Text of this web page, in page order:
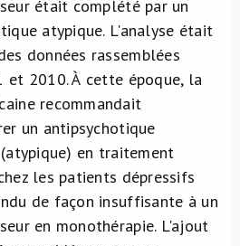
était complété par un
atypique. L'analyse était
données rassemblées
et 2010. À cette époque, la
recommandait
un antipsychotique
en traitement
les patients dépressifs
de façon insuffisante à un
en monothérapie. L'ajout